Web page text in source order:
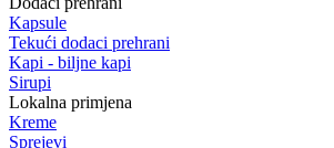
Kapsule
Tekući dodaci prehrani
Kapi - biljne kapi
Sirupi
Lokalna primjena
Kreme
Sprejevi